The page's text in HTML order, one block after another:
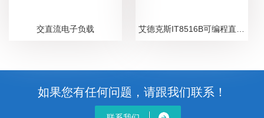
交直流电子负载
如果您有任何问题，请跟我们联系！